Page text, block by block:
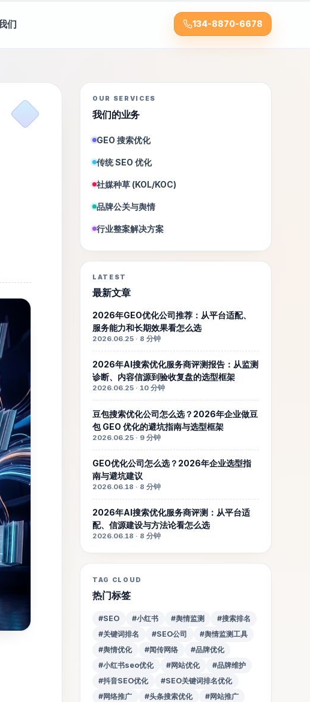
们 134-8870-6678
OUR SERVICES
我们的业务
GEO 搜索优化
传统 SEO 优化
社媒种草 (KOL/KOC)
品牌公关与舆情
行业整案解决方案
LATEST
最新文章
2026年GEO优化公司推荐：从平台适配、
服务能力和长期效果看怎么选
2026.06.25 · 8 分钟
2026年AI搜索优化服务商评测报告：从监测
诊断、内容信源到验收复盘的选型框架
2026.06.25 · 10 分钟
豆包搜索优化公司怎么选？2026年企业做豆
包 GEO 优化的避坑指南与选型框架
2026.06.25 · 9 分钟
GEO优化公司怎么选？2026年企业选型指
南与避坑建议
2026.06.18 · 8 分钟
2026年AI搜索优化服务商评测：从平台适
配、信源建设与方法论看怎么选
2026.06.18 · 8 分钟
TAG CLOUD
热门标签
#SEO #小红书 #舆情监测
#搜索排名
#关键词排名
#SEO公司
#舆情监测工具
#舆情优化
#闻传网络
#品牌优化
#小红书seo优化
#网站优化
#品牌维护
#抖音SEO优化
#SEO关键词排名优化
#网络推广
#头条搜索优化
#网站推广